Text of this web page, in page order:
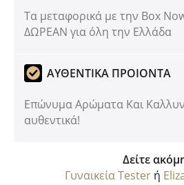
Tα μεταφορικά με την Box
ΔΩΡΕΑΝ για όλη την Ελλάδα
ΑΥΘΕΝΤΙΚΑ ΠΡΟΙΟΝΤΑ
Επώνυμα Αρώματα Και
αυθεντικά!
Δείτε
Γυναικεία Testerή